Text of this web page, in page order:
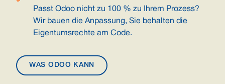
Passt Odoo nicht zu 100 % zu Ihrem Prozess?
Wir bauen die Anpassung, Sie behalten die
Eigentumsrechte am Code.
WAS ODOO KANN